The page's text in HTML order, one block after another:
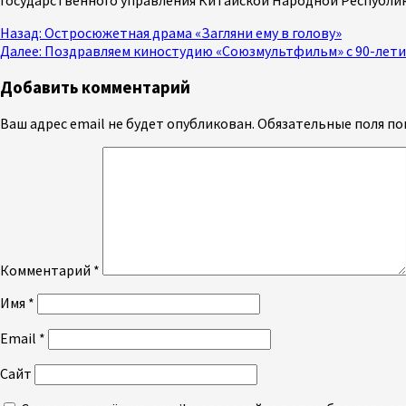
Продолжить
чтение
Назад: Остросюжетная драма «Загляни ему в голову»
Далее: Поздравляем киностудию «Союзмультфильм» с 90-
Добавить комментарий
Ваш адрес email не будет опубликован. Обязательные поля
Комментарий *
Имя *
Email *
Сайт